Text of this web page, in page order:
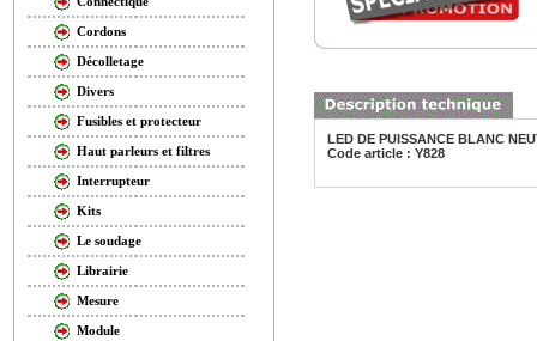
Cordons
Décolletage
Divers
Fusibles et protecteur
Haut parleurs et filtres
Interrupteur
Kits
Le soudage
Librairie
Mesure
Module
LED DE PUISSANCE BLANC
Code article : Y828